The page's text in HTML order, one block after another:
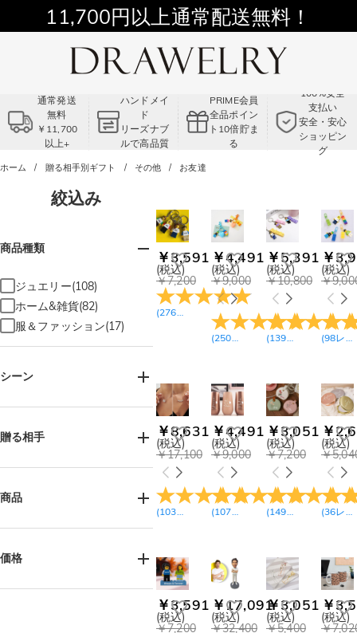
11,700円以上通常配送無料！
Summer Sale!! |3点以上で15％OFF！
コード:VS2
通常発送
無料
￥11,700
以上+
ハンドメイ
ド
リーズナブ
ルで高品質
PRIME会員
全品ポイン
ト10倍貯ま
る
100%安全
支払い
安全・安心
ショッピン
グ
ホーム 贈る相手別ギフト その他 お友達
絞込み
商品種類
ジュエリー(108)
ホーム&雑貨(82)
服＆ファッション(17)
シーン
結婚式(16)
母の日(50)
クリスマス(47)
贈る相手
お母様へ(64)
兄弟へ(17)
商品
ブレスレット(15)
価格
￥3,591
(税込)
￥7,200
(276レビュー
￥4,491
(税込)
￥9,000
(250レビュー)
￥5,391
(税込)
￥10,800
(139レビュー)
￥
(税込)
￥
(98レビュー
￥8,631
(税込)
￥17,100
(103レビュー)
￥4,491
(税込)
￥9,000
(107レビュー)
￥3,051
(税込)
￥7,200
(149レビュー)
￥
(税込)
￥
(36レビュー
￥3,591
(税込)
￥7,200
￥17,091
(税込)
￥32,400
￥3,051
(税込)
￥5,400
￥
(税込)
￥